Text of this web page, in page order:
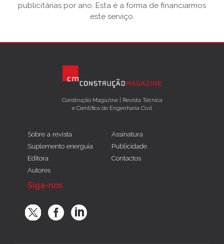
publicitárias por ano. Esta é a forma de financiarmos
este serviço.
Construção Magazine | Revista Técnica
e Científica de Engenharia Civil
Sobre a revista
Suplemento energuia
Editora
Autores
Assinatura
Publicidade
Contactos
Siga-nos